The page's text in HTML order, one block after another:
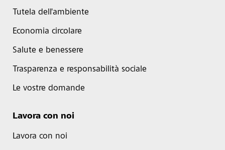
Tutela dell'ambiente
Economia circolare
Salute e benessere
Trasparenza e responsabilità sociale
Le vostre domande
Lavora con noi
Lavora con noi